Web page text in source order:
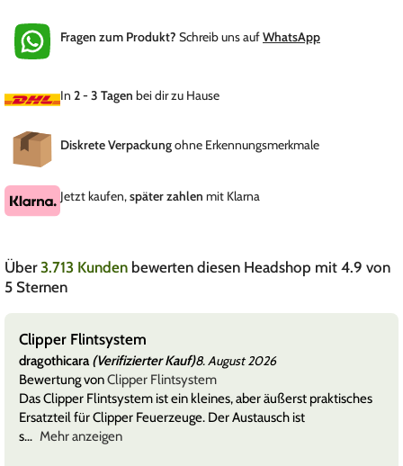
Fragen zum Produkt? Schreib uns aufWhatsApp
In 2 - 3 Tagen bei dir zu Hause
Diskrete Verpackungohne Erkennungsmerkmale
Jetzt kaufen,später zahlen mit Klarna
Über3.713 Kunden bewerten diesen Headshop mit 4.9 von
5 Sternen
Clipper Flintsystem
dragothicara(Verifizierter Kauf)8. August 2026
Bewertung vonClipper Flintsystem
Das Clipper Flintsystem ist ein kleines, aber äußerst praktisches
Ersatzteil für Clipper Feuerzeuge. Der Austausch ist
s
Mehr anzeigen